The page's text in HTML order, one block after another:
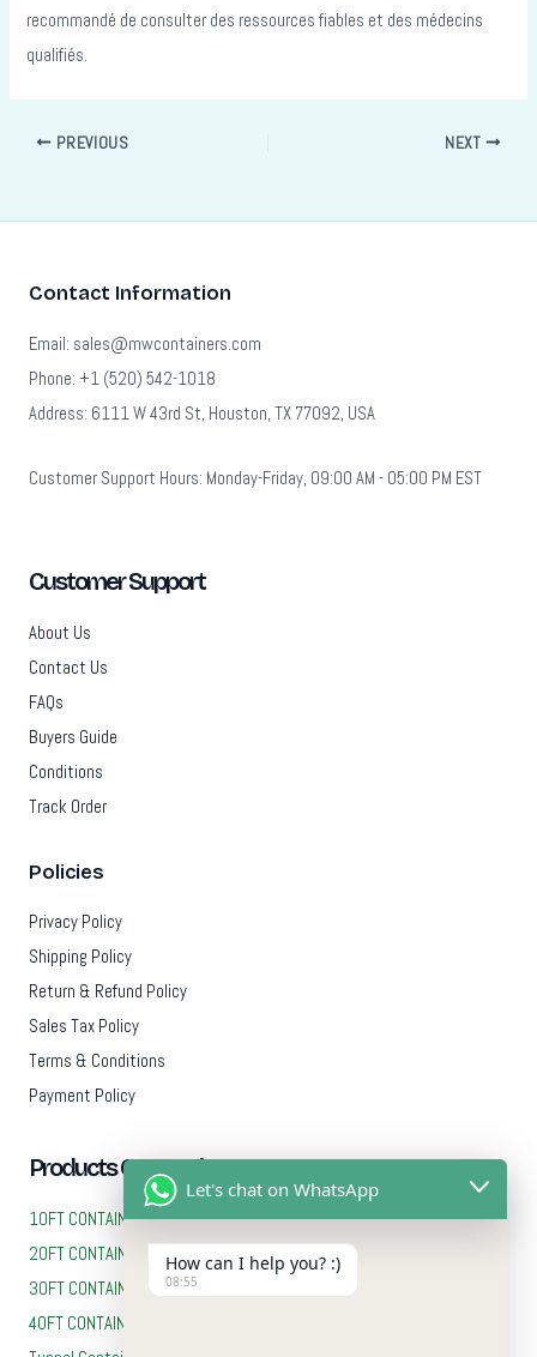
recommandé de consulter des ressources fiables et des médecins
qualifiés.
PREVIOUS NEXT
Contact Information
Email: sales@mwcontainers.com
Phone: +1 (520) 542-1018
Address: 6111 W 43rd St, Houston, TX 77092, USA
Customer Support Hours: Monday-Friday, 09:00 AM - 05:00 PM EST
Customer Support
About Us
Contact Us
FAQs
Buyers Guide
Conditions
Track Order
Policies
Privacy Policy
Shipping Policy
Return & Refund Policy
Sales Tax Policy
Terms & Conditions
Payment Policy
Products Categories
10FT CONTAINERS
20FT CONTAINERS
30FT CONTAINERS
40FT CONTAINERS
Let's chat on WhatsApp
How can I help you? :)
08:55